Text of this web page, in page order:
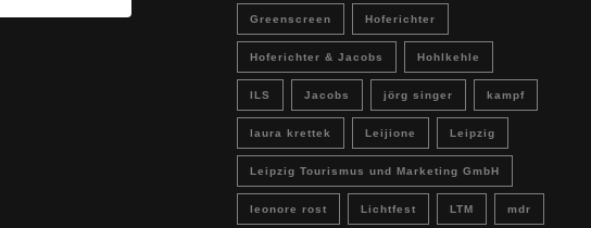
Greenscreen Hoferichter
Hoferichter & Jacobs Hohlkehle
ILS Jacobs jörg singer kampf
laura krettek Leijione Leipzig
Leipzig Tourismus und Marketing GmbH
leonore rost Lichtfest LTM mdr